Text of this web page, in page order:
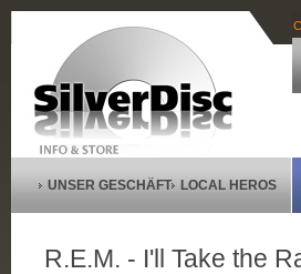
UNSER GESCHÄFT LOCAL HEROS
R.E.M. - I'll Take the